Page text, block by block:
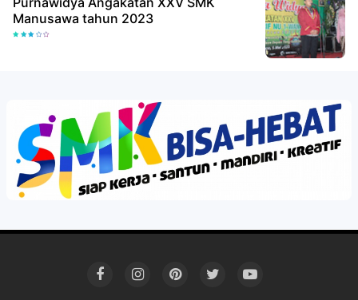
Manusawa tahun 2023